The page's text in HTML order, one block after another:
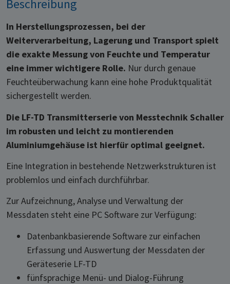
Beschreibung
In Herstellungsprozessen, bei der
Weiterverarbeitung, Lagerung und Transport spielt
die exakte Messung von Feuchte und Temperatur
eine immer wichtigere Rolle. Nur durch genaue
Feuchteüberwachung kann eine hohe Produktqualität
sichergestellt werden.
Die LF-TD Transmitterserie von Messtechnik Schaller
im robusten und leicht zu montierenden
Aluminiumgehäuse ist hierfür optimal geeignet.
Eine Integration in bestehende Netzwerkstrukturen ist
problemlos und einfach durchführbar.
Zur Aufzeichnung, Analyse und Verwaltung der
Messdaten steht eine PC Software zur Verfügung:
Datenbankbasierende Software zur einfachen
Erfassung und Auswertung der Messdaten der
Geräteserie LF-TD
fünfsprachige Menü- und Dialog-Führung